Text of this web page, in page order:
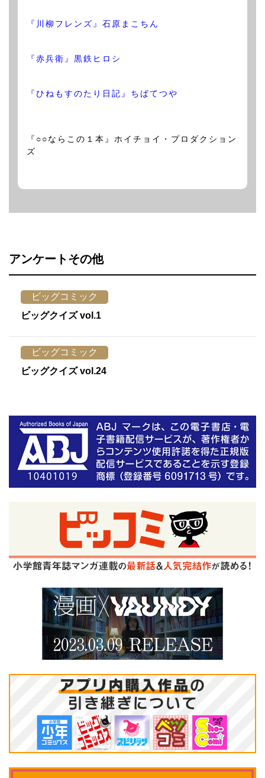
『川柳フレンズ』石原まこちん
『赤兵衛』黒鉄ヒロシ
『ひねもすのたり日記』ちばてつや
『○○ならこの１本』ホイチョイ・プロダクション
ズ
アンケートその他
ビッグコミック
ビッグクイズ vol.1
ビッグコミック
ビッグクイズ vol.24